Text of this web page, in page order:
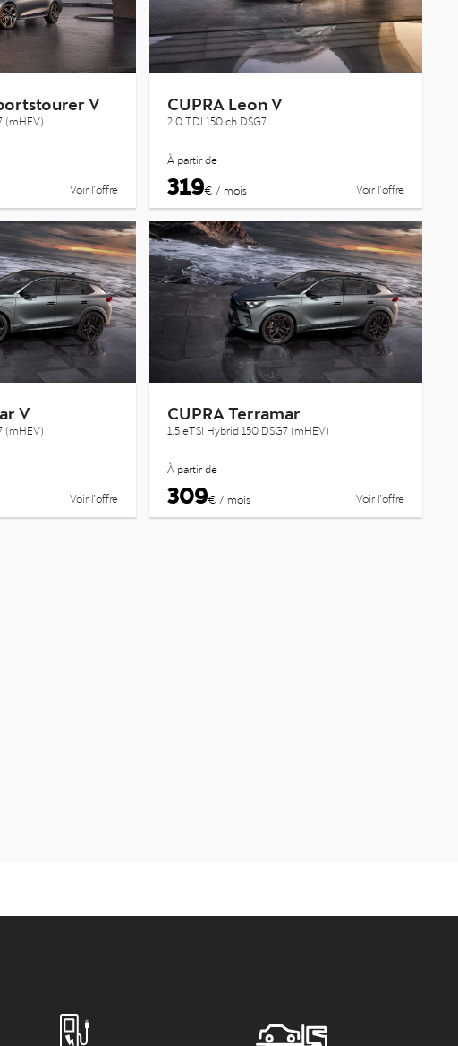
V
(mHEV)
Voir l’offre
CUPRA Leon V
2.0 TDI 150 ch DSG7
À partir de
319€ / mois Voir l’offre
V
(mHEV)
Voir l’offre
CUPRA Terramar
1.5 eTSI Hybrid 150 DSG7 (mHEV)
À partir de
309€ / mois Voir l’offre